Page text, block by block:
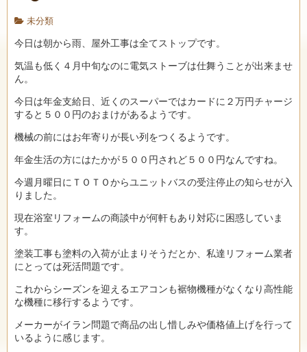
未分類
今日は朝から雨、屋外工事は全てストップです。
気温も低く４月中旬なのに電気ストーブは仕舞うことが出来ませ
ん。
今日は年金支給日、近くのスーパーではカードに２万円チャージ
すると５００円のおまけがあるようです。
機械の前にはお年寄りが長い列をつくるようです。
年金生活の方にはたかが５００円されど５００円なんですね。
今週月曜日にＴＯＴＯからユニットバスの受注停止の知らせが入
りました。
現在浴室リフォームの商談中が何軒もあり対応に困惑していま
す。
塗装工事も塗料の入荷が止まりそうだとか、私達リフォーム業者
にとっては死活問題です。
これからシーズンを迎えるエアコンも裾物機種がなくなり高性能
な機種に移行するようです。
メーカーがイラン問題で商品の出し惜しみや価格値上げを行って
いるように感じます。